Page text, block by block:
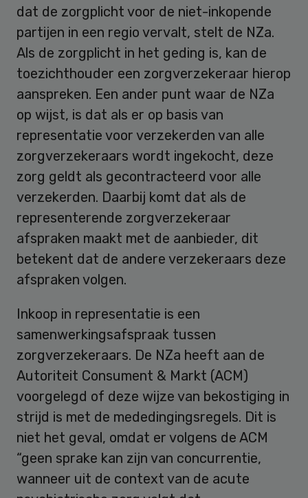
dat de zorgplicht voor de niet-inkopende
partijen in een regio vervalt, stelt de NZa.
Als de zorgplicht in het geding is, kan de
toezichthouder een zorgverzekeraar hierop
aanspreken. Een ander punt waar de NZa
op wijst, is dat als er op basis van
representatie voor verzekerden van alle
zorgverzekeraars wordt ingekocht, deze
zorg geldt als gecontracteerd voor alle
verzekerden. Daarbij komt dat als de
representerende zorgverzekeraar
afspraken maakt met de aanbieder, dit
betekent dat de andere verzekeraars deze
afspraken volgen.
Inkoop in representatie is een
samenwerkingsafspraak tussen
zorgverzekeraars. De NZa heeft aan de
Autoriteit Consument & Markt (ACM)
voorgelegd of deze wijze van bekostiging in
strijd is met de mededingingsregels. Dit is
niet het geval, omdat er volgens de ACM
“geen sprake kan zijn van concurrentie,
wanneer uit de context van de acute